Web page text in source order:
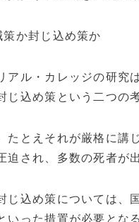
策か封じ込め策か
ル・カレッジの研究
じ込め策という二つの
とえそれが厳格に講
迫され、多数の死者が
込め策については、
いった措置が必要とな